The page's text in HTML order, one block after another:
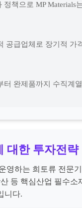
책으로 MP Materials
공급업체로 장기적 가
터 완제품까지 수직계
대한 투자전략
영하는 희토류 전문
등 핵심산업 필수소
니다.